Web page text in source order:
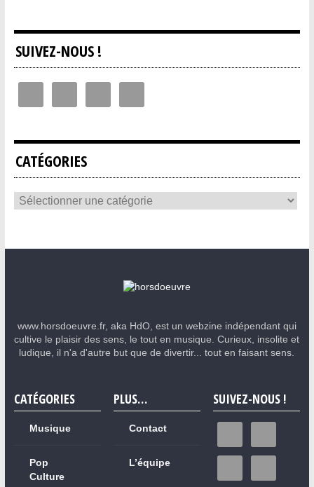
SUIVEZ-NOUS !
CATÉGORIES
www.horsdoeuvre.fr, aka HdO, est un webzine indépendant qui
cultive le plaisir des sens, le tout en musique. Curieux, insolite et
ludique, il n'a d'autre but que de divertir... tout en faisant sens.
CATÉGORIES
Musique
Pop
Culture
PLUS…
Contact
L’équipe
SUIVEZ-NOUS !